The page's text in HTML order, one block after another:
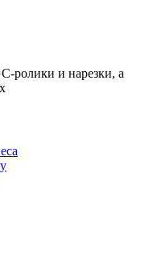
ролики и нарезки, а